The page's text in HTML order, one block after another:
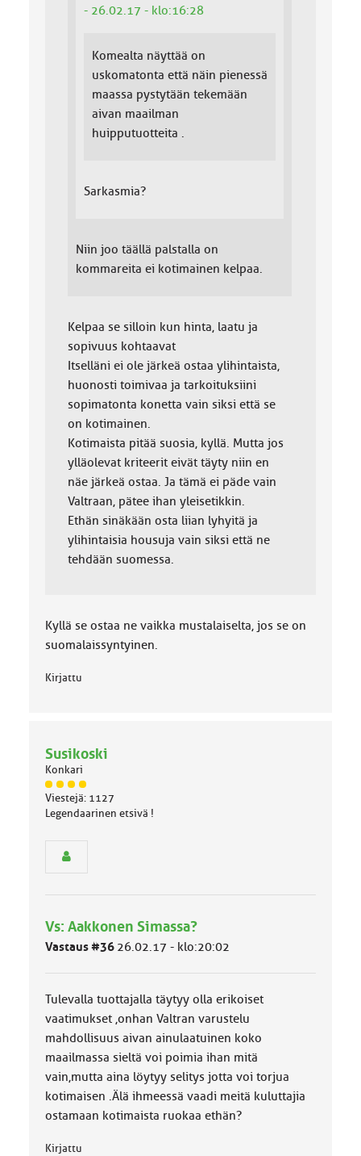
- 26.02.17 - klo:16:28
Komealta näyttää on
uskomatonta että näin pienessä
maassa pystytään tekemään
aivan maailman
huipputuotteita .
Sarkasmia?
Niin joo täällä palstalla on
kommareita ei kotimainen kelpaa.
Kelpaa se silloin kun hinta, laatu ja
sopivuus kohtaavat
Itselläni ei ole järkeä ostaa ylihintaista,
huonosti toimivaa ja tarkoituksiini
sopimatonta konetta vain siksi että se
on kotimainen.
Kotimaista pitää suosia, kyllä. Mutta jos
ylläolevat kriteerit eivät täyty niin en
näe järkeä ostaa. Ja tämä ei päde vain
Valtraan, pätee ihan yleisetikkin.
Ethän sinäkään osta liian lyhyitä ja
ylihintaisia housuja vain siksi että ne
tehdään suomessa.
Kyllä se ostaa ne vaikka mustalaiselta, jos se on
suomalaissyntyinen.
Kirjattu
Susikoski
Konkari
J
ä
s
ä
l
k
a
:
Viestejä: 1127
Legendaarinen etsivä !
Vs: Aakkonen Simassa?
Vastaus #36 26.02.17 - klo:20:02
Tulevalla tuottajalla täytyy olla erikoiset
vaatimukset ,onhan Valtran varustelu
mahdollisuus aivan ainulaatuinen koko
maailmassa sieltä voi poimia ihan mitä
vain,mutta aina löytyy selitys jotta voi torjua
kotimaisen .Älä ihmeessä vaadi meitä kuluttajia
ostamaan kotimaista ruokaa ethän?
Kirjattu